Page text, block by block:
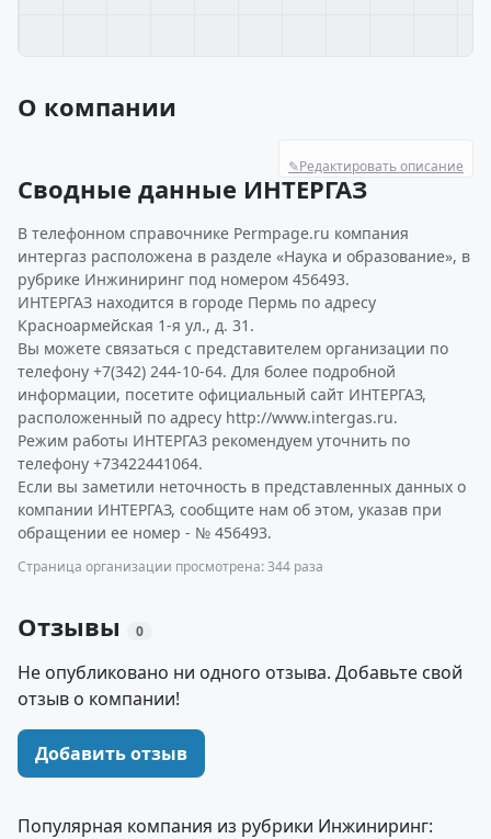
О компании
✎Редактировать описание
Сводные данные ИНТЕРГАЗ
В телефонном справочнике Permpage.ru компания
интергаз расположена в разделе «Наука и образование», в
рубрике Инжиниринг под номером 456493.
ИНТЕРГАЗ находится в городе Пермь по адресу
Красноармейская 1-я ул., д. 31.
Вы можете связаться с представителем организации по
телефону +7(342) 244-10-64. Для более подробной
информации, посетите официальный сайт ИНТЕРГАЗ,
расположенный по адресу http://www.intergas.ru.
Режим работы ИНТЕРГАЗ рекомендуем уточнить по
телефону +73422441064.
Если вы заметили неточность в представленных данных о
компании ИНТЕРГАЗ, сообщите нам об этом, указав при
обращении ее номер - № 456493.
Страница организации просмотрена: 344 раза
Отзывы 0
Не опубликовано ни одного отзыва. Добавьте свой
отзыв о компании!
Добавить отзыв
Популярная компания из рубрики Инжиниринг: